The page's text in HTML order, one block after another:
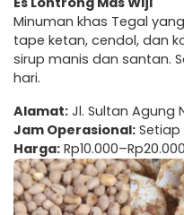
Minuman khas Tegal
tape ketan, cendol, dan
sirup manis dan santan.
hari.
Alamat: Jl. Sultan Agung
Jam Operasional: Setiap
Harga: